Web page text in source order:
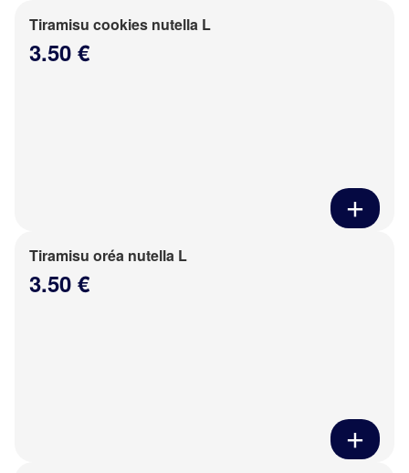
Tiramisu cookies nutella L
3.50 €
Tiramisu oréa nutella L
3.50 €